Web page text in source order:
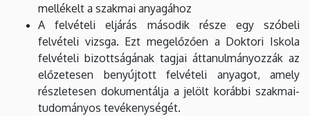
mellékelt a szakmai anyagához
A felvételi eljárás második része egy szóbeli
felvételi vizsga. Ezt megelőzően a Doktori Iskola
felvételi bizottságának tagjai áttanulmányozzák az
előzetesen benyújtott felvételi anyagot, amely
részletesen dokumentálja a jelölt korábbi szakmai-
tudományos tevékenységét.